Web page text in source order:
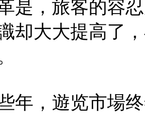
是，旅客的容
却大大提高了
年，遊览市場